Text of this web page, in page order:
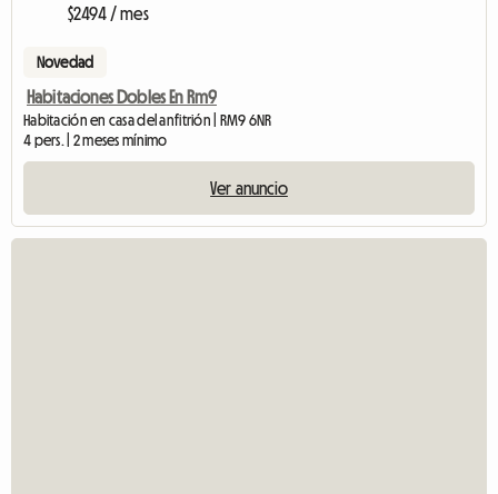
$2494 / mes
Novedad
Habitaciones Dobles En Rm9
Habitación en casa del anfitrión | RM9 6NR
4 pers. | 2 meses mínimo
Ver anuncio